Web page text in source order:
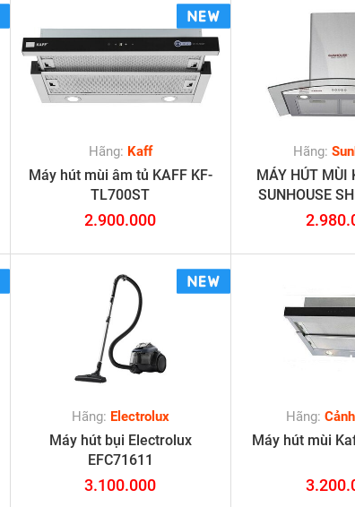
Hãng: Kaff
Máy hút mùi âm tủ KAFF KF-
TL700ST
2.900.000
Hãng:
MÁY HÚT MÙI
SUNHOUSE
Hãng: Electrolux
Máy hút bụi Electrolux
EFC71611
3.100.000
Hãng:
Máy hút mùi